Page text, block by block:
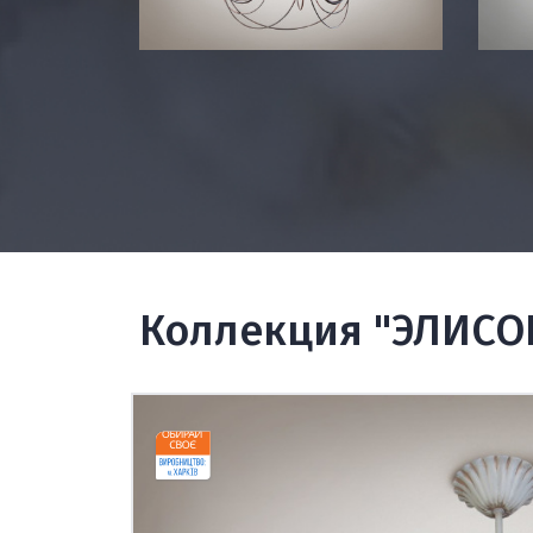
Коллекция